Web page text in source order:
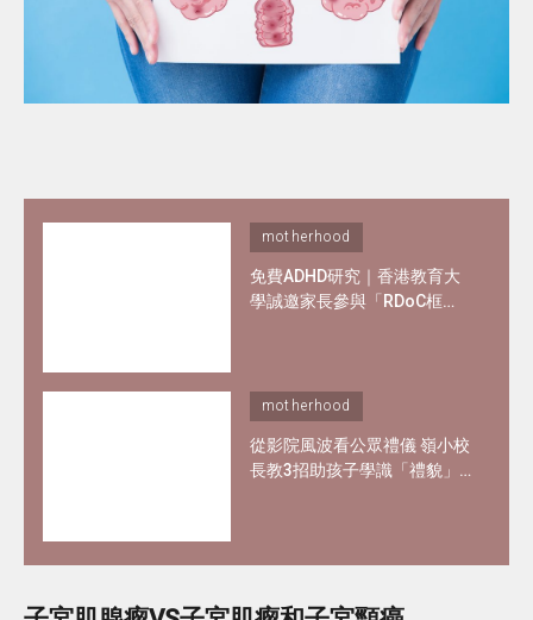
motherhood
免費ADHD研究｜香港教育大
學誠邀家長參與「RDoC框
motherhood
從影院風波看公眾禮儀 嶺小校
長教3招助孩子學識「禮貌」